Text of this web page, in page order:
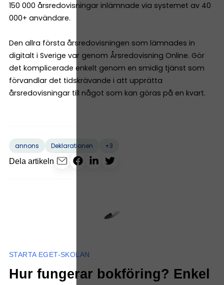
150 000 årsredovisningar inlämnade via systemet av 40
000+ användare.
Den allra första årsredovisningen som lämnades in
digitalt i Sverige var genom Årsredovisning Online. Gör
det komplicerade enkelt genom en smidig tjänst som
förvandlar det tidskrävande i att upprätta
årsredovisningar till något som kan göras på en kvart.
annons Deklarationen
+3
Dela artikeln
STARTA EGET-SKOLAN
Hur fungerar bokföring? Enkel